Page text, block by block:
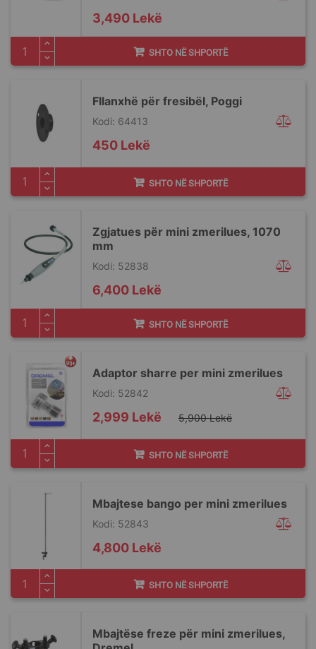
3,490 Lekë
SHTO NË SHPORTË
Fllanxhë për fresibël, Poggi
Kodi: 64413
450 Lekë
SHTO NË SHPORTË
Zgjatues për mini zmerilues, 1070
mm
Kodi: 52838
6,400 Lekë
SHTO NË SHPORTË
Adaptor sharre per mini zmerilues
Kodi: 52842
Special
Price
2,999 Lekë 5,900 Lekë
SHTO NË SHPORTË
Mbajtese bango per mini zmerilues
Kodi: 52843
4,800 Lekë
SHTO NË SHPORTË
Mbajtëse freze për mini zmerilues,